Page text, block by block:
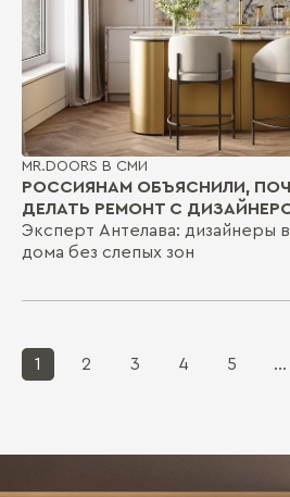
MR.DOORS В СМИ
РОССИЯНАМ ОБЪЯСНИЛИ,
ДЕЛАТЬ РЕМОНТ С
Эксперт Антелава: дизайнеры
дома без слепых зон
1 2 3 4 5 ...